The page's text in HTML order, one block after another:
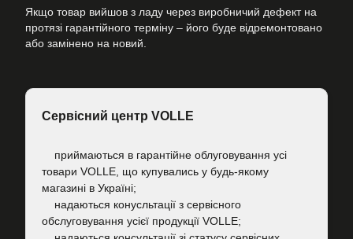
Якщо товар вийшов з ладу через виробничий дефект на
протязі гарантійного терміну – його буде відремонтовано
або замінено на новий.
Сервісний центр VOLLE
приймаються в гарантійне облуговування усі
товари VOLLE, що купувались у будь-якому
магазині в Україні;
надаються конусльтації з сервісного
обслуговування усієї продукції VOLLE;